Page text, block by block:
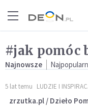
#jak pomóc
Najnowsze
5 lat temu LUDZIE I
zrzutka.pl / Dzieło